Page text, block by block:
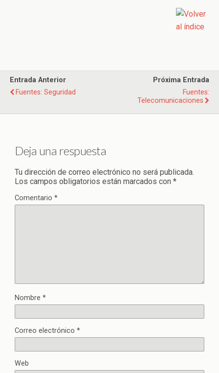
Entrada Anterior
Fuentes: Seguridad
Próxima Entrada
Fuentes:
Telecomunicaciones
Deja una respuesta
Tu dirección de correo electrónico no será publicada.
Los campos obligatorios están marcados con *
Comentario *
Nombre *
Correo electrónico *
Web